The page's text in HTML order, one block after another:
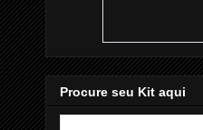
Procure seu Kit aqui